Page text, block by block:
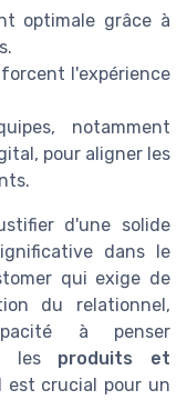
optimale grâce à
l'expérience
notamment
pour aligner les
d'une solide
dans le
qui exige de
du relationnel,
à penser
les produits et
est crucial pour un